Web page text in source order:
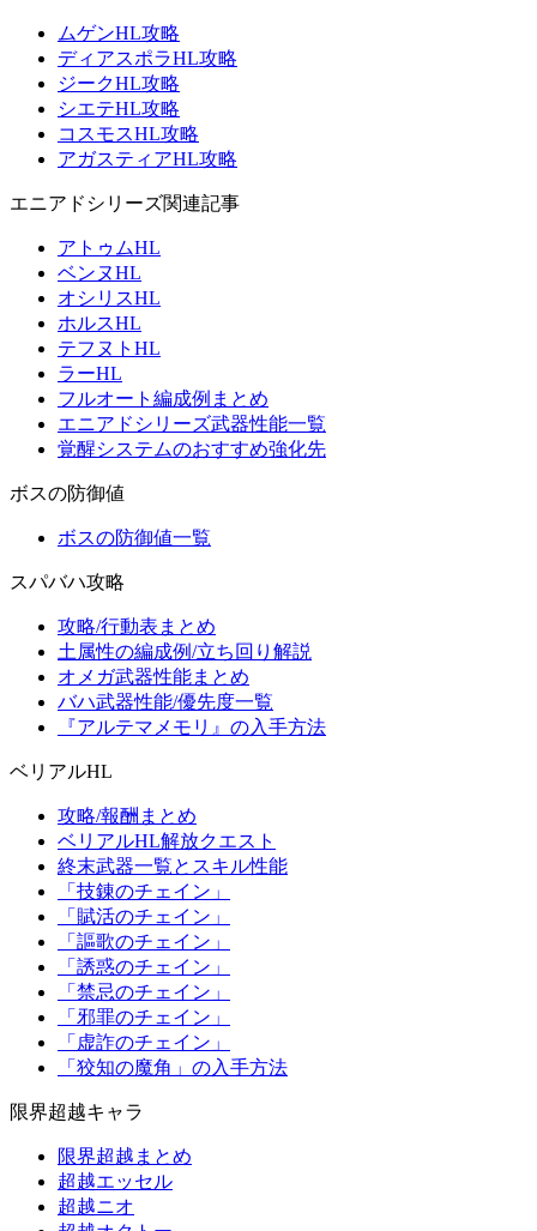
ムゲンHL攻略
ディアスポラHL攻略
ジークHL攻略
シエテHL攻略
コスモスHL攻略
アガスティアHL攻略
エニアドシリーズ関連記事
アトゥムHL
ベンヌHL
オシリスHL
ホルスHL
テフヌトHL
ラーHL
フルオート編成例まとめ
エニアドシリーズ武器性能一覧
覚醒システムのおすすめ強化先
ボスの防御値
ボスの防御値一覧
スパバハ攻略
攻略/行動表まとめ
土属性の編成例/立ち回り解説
オメガ武器性能まとめ
バハ武器性能/優先度一覧
『アルテマメモリ』の入手方法
ベリアルHL
攻略/報酬まとめ
ベリアルHL解放クエスト
終末武器一覧とスキル性能
「技錬のチェイン」
「賦活のチェイン」
「謳歌のチェイン」
「誘惑のチェイン」
「禁忌のチェイン」
「邪罪のチェイン」
「虚詐のチェイン」
「狡知の魔角」の入手方法
限界超越キャラ
限界超越まとめ
超越エッセル
超越ニオ